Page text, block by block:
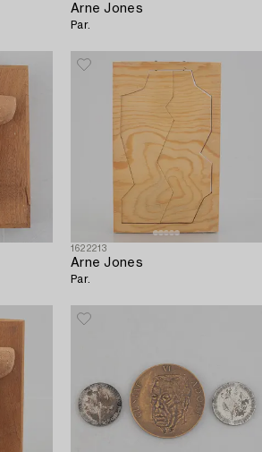
Arne Jones
Par.
1622213
Arne Jones
Par.